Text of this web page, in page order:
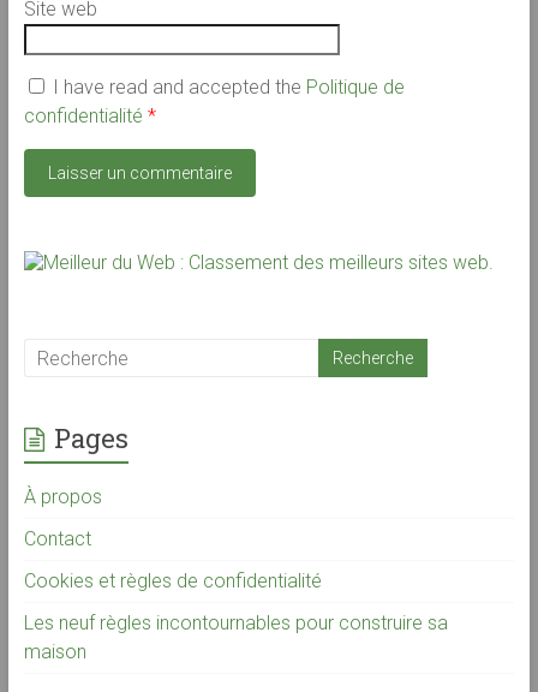
Site web
I have read and accepted the Politique de
confidentialité *
Pages
À propos
Contact
Cookies et règles de confidentialité
Les neuf règles incontournables pour construire sa
maison